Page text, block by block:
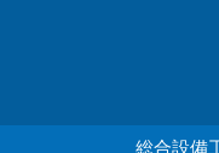
総合設備